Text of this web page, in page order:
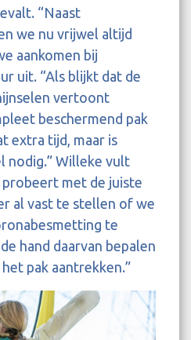
“Naast
we nu vrijwel altijd
aankomen bij
uit. “Als blijkt dat de
vertoont
beschermend pak
extra tijd, maar is
nodig.” Willeke vult
probeert met de juiste
al vast te stellen of we
te
hand daarvan bepalen
pak aantrekken.”